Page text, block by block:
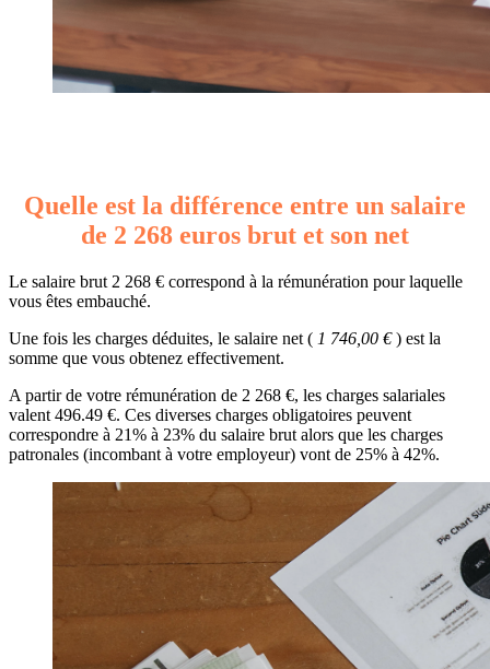
Quelle est la différence entre un salaire
de 2 268 euros brut et son net
Le salaire brut 2 268 € correspond à la rémunération pour laquelle
vous êtes embauché.
Une fois les charges déduites, le salaire net ( 1 746,00 €) est la
somme que vous obtenez effectivement.
A partir de votre rémunération de 2 268 €, les charges salariales
valent 496.49 €. Ces diverses charges obligatoires peuvent
correspondre à 21% à 23% du salaire brut alors que les charges
patronales (incombant à votre employeur) vont de 25% à 42%.